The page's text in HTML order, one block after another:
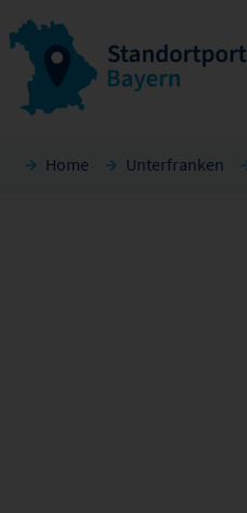
Home Unterfranken